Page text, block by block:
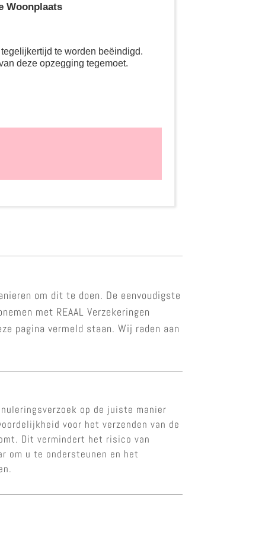
Woonplaats
te worden beëindigd.
deze opzegging tegemoet.
om dit te doen. De eenvoudigste
met REAAL Verzekeringen
pagina vermeld staan. Wij raden aan
op de juiste manier
voor het verzenden van de
Dit vermindert het risico van
om u te ondersteunen en het